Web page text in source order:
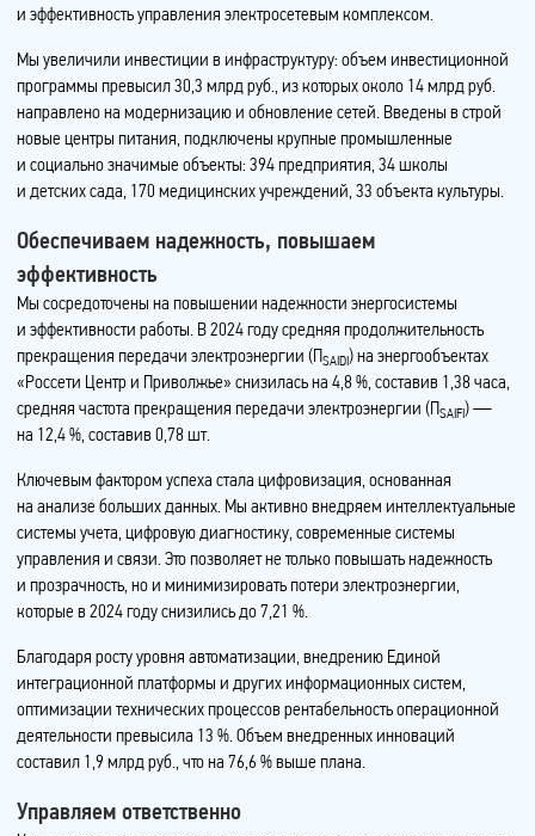
и эффективность управления электросетевым комплексом.
Мы увеличили инвестиции в инфраструктуру: объем инвестиционной
программы превысил 30,3 млрд руб., из которых около 14 млрд руб.
направлено на модернизацию и обновление сетей. Введены в строй
новые центры питания, подключены крупные промышленные
и социально значимые объекты: 394 предприятия, 34 школы
и детских сада, 170 медицинских учреждений, 33 объекта культуры.
Обеспечиваем надежность, повышаем
эффективность
Мы сосредоточены на повышении надежности энергосистемы
и эффективности работы. В 2024 году средняя продолжительность
прекращения передачи электроэнергии (ПSAIDI) на энергообъектах
«Россети Центр и Приволжье» снизилась на 4,8 %, составив 1,38 часа,
средняя частота прекращения передачи электроэнергии (ПSAIFI) —
на 12,4 %, составив 0,78 шт.
Ключевым фактором успеха стала цифровизация, основанная
на анализе больших данных. Мы активно внедряем интеллектуальные
системы учета, цифровую диагностику, современные системы
управления и связи. Это позволяет не только повышать надежность
и прозрачность, но и минимизировать потери электроэнергии,
которые в 2024 году снизились до 7,21 %.
Благодаря росту уровня автоматизации, внедрению Единой
интеграционной платформы и других информационных систем,
оптимизации технических процессов рентабельность операционной
деятельности превысила 13 %. Объем внедренных инноваций
составил 1,9 млрд руб., что на 76,6 % выше плана.
Управляем ответственно